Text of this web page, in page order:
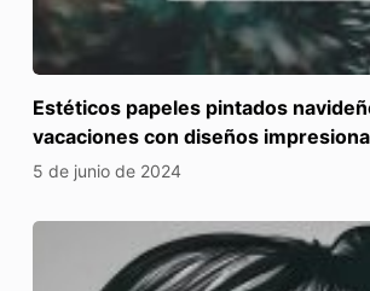
Estéticos papeles pintados
vacaciones con diseños
5 de junio de 2024